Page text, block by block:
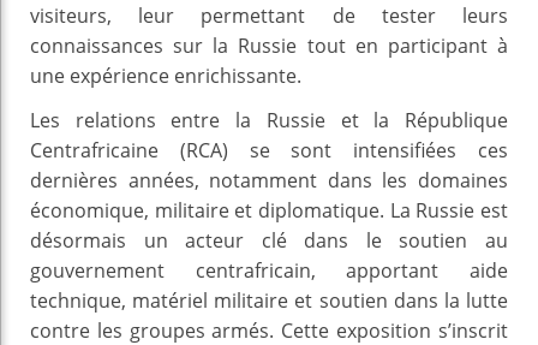
visiteurs, leur permettant de tester leurs
connaissances sur la Russie tout en participant à
une expérience enrichissante.
Les relations entre la Russie et la République
Centrafricaine (RCA) se sont intensifiées ces
dernières années, notamment dans les domaines
économique, militaire et diplomatique. La Russie est
désormais un acteur clé dans le soutien au
gouvernement centrafricain, apportant aide
technique, matériel militaire et soutien dans la lutte
contre les groupes armés. Cette exposition s’inscrit